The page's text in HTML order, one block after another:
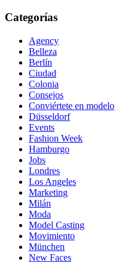
Categorías
Agency
Belleza
Berlín
Ciudad
Colonia
Consejos
Conviértete en modelo
Düsseldorf
Events
Fashion Week
Hamburgo
Jobs
Londres
Los Angeles
Marketing
Milán
Moda
Model Casting
Movimiento
München
New Faces